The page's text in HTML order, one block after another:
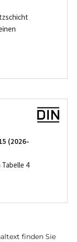
(2026-
4
finden Sie